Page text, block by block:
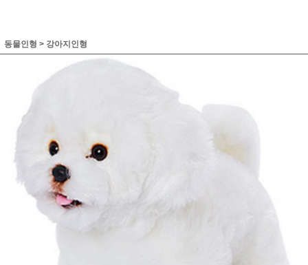
동물인형 > 강아지인형